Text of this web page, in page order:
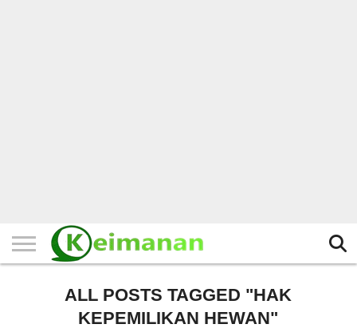
ALL POSTS TAGGED "HAK
KEPEMILIKAN HEWAN"